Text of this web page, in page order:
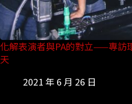
化解表演者與PA的對立——專訪
天
2021 年 6 月 26 日